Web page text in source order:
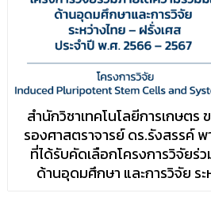
สำนักวิชาเทคโนโลยีการเกษต
รองศาสตราจารย์ ดร.รังสรรค์
ที่ได้รับคัดเลือกโครงการวิจัยร่
ด้านอุดมศึกษา และการวิจัย ระ